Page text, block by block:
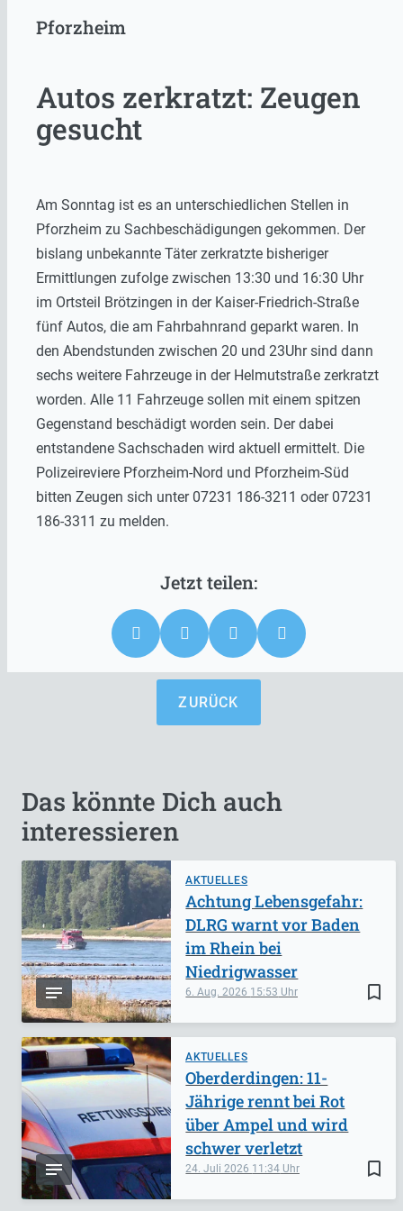
Pforzheim
Autos zerkratzt: Zeugen
gesucht
Am Sonntag ist es an unterschiedlichen Stellen in
Pforzheim zu Sachbeschädigungen gekommen. Der
bislang unbekannte Täter zerkratzte bisheriger
Ermittlungen zufolge zwischen 13:30 und 16:30 Uhr
im Ortsteil Brötzingen in der Kaiser-Friedrich-Straße
fünf Autos, die am Fahrbahnrand geparkt waren. In
den Abendstunden zwischen 20 und 23Uhr sind dann
sechs weitere Fahrzeuge in der Helmutstraße zerkratzt
worden. Alle 11 Fahrzeuge sollen mit einem spitzen
Gegenstand beschädigt worden sein. Der dabei
entstandene Sachschaden wird aktuell ermittelt. Die
Polizeireviere Pforzheim-Nord und Pforzheim-Süd
bitten Zeugen sich unter 07231 186-3211 oder 07231
186-3311 zu melden.
ZURÜCK
Das könnte Dich auch
interessieren
AKTUELLES
bookmark_border
6. Aug. 2026 15:53
Achtung Lebensgefahr:
DLRG warnt vor Baden
im Rhein bei
Niedrigwasser
AKTUELLES
bookmark_border
24. Juli 2026 11:34
Oberderdingen: 11-
Jährige rennt bei Rot
über Ampel und wird
schwer verletzt